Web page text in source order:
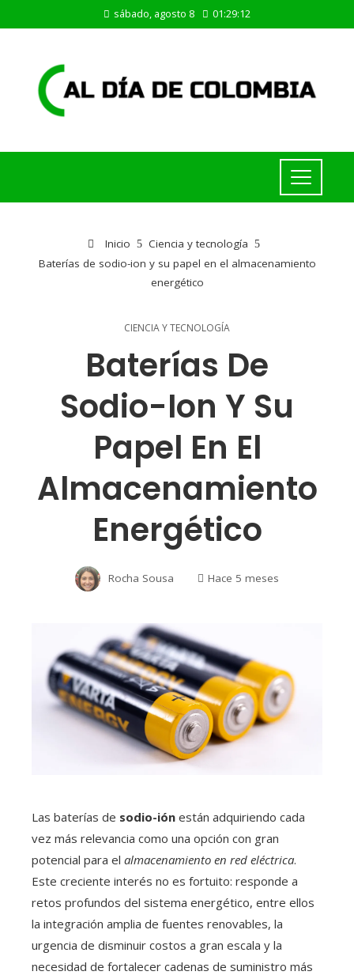
sábado, agosto 8 01:29:13
Inicio
Ciencia y tecnología
Baterías de sodio-ion y su papel en el almacenamiento
energético
CIENCIA Y TECNOLOGÍA
Baterías De
Sodio-Ion Y Su
Papel En El
Almacenamiento
Energético
Rocha Sousa Hace 5 meses
Las baterías de sodio-ión están adquiriendo cada
vez más relevancia como una opción con gran
potencial para el almacenamiento en red eléctrica.
Este creciente interés no es fortuito: responde a
retos profundos del sistema energético, entre ellos
la integración amplia de fuentes renovables, la
urgencia de disminuir costos a gran escala y la
necesidad de fortalecer cadenas de suministro más